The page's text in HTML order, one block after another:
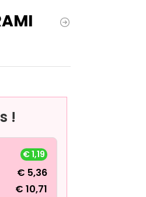
!
€1,19
€ 5,36
€ 10,71